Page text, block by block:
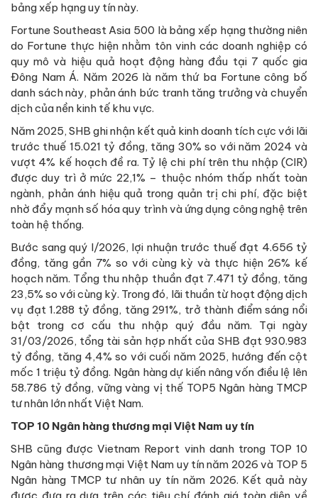
bảng xếp hạng uy tín này.
Fortune Southeast Asia 500 là bảng xếp hạng thường niên
do Fortune thực hiện nhằm tôn vinh các doanh nghiệp có
quy mô và hiệu quả hoạt động hàng đầu tại 7 quốc gia
Đông Nam Á. Năm 2026 là năm thứ ba Fortune công bố
danh sách này, phản ánh bức tranh tăng trưởng và chuyển
dịch của nền kinh tế khu vực.
Năm 2025, SHB ghi nhận kết quả kinh doanh tích cực với lãi
trước thuế 15.021 tỷ đồng, tăng 30% so với năm 2024 và
vượt 4% kế hoạch đề ra. Tỷ lệ chi phí trên thu nhập (CIR)
được duy trì ở mức 22,1% – thuộc nhóm thấp nhất toàn
ngành, phản ánh hiệu quả trong quản trị chi phí, đặc biệt
nhờ đẩy mạnh số hóa quy trình và ứng dụng công nghệ trên
toàn hệ thống.
Bước sang quý I/2026, lợi nhuận trước thuế đạt 4.656 tỷ
đồng, tăng gần 7% so với cùng kỳ và thực hiện 26% kế
hoạch năm. Tổng thu nhập thuần đạt 7.471 tỷ đồng, tăng
23,5% so với cùng kỳ. Trong đó, lãi thuần từ hoạt động dịch
vụ đạt 1.288 tỷ đồng, tăng 291%, trở thành điểm sáng nổi
bật trong cơ cấu thu nhập quý đầu năm. Tại ngày
31/03/2026, tổng tài sản hợp nhất của SHB đạt 930.983
tỷ đồng, tăng 4,4% so với cuối năm 2025, hướng đến cột
mốc 1 triệu tỷ đồng. Ngân hàng dự kiến nâng vốn điều lệ lên
58.786 tỷ đồng, vững vàng vị thế TOP5 Ngân hàng TMCP
tư nhân lớn nhất Việt Nam.
TOP 10 Ngân hàng thương mại Việt Nam uy tín
SHB cũng được Vietnam Report vinh danh trong TOP 10
Ngân hàng thương mại Việt Nam uy tín năm 2026 và TOP 5
Ngân hàng TMCP tư nhân uy tín năm 2026. Kết quả này